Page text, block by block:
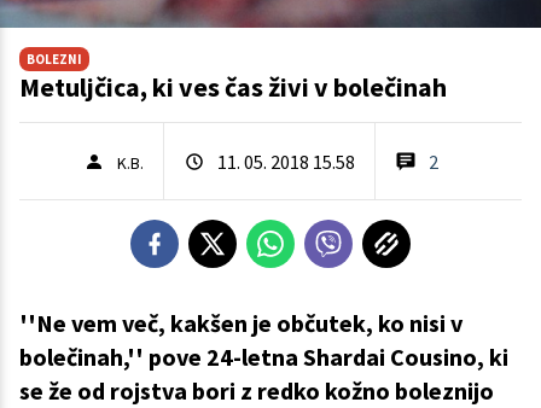
BOLEZNI
Metuljčica, ki ves čas živi v bolečinah
K.B. 11. 05. 2018 15.58 2
''Ne vem več, kakšen je občutek, ko nisi v
bolečinah,'' pove 24-letna Shardai Cousino, ki
se že od rojstva bori z redko kožno boleznijo